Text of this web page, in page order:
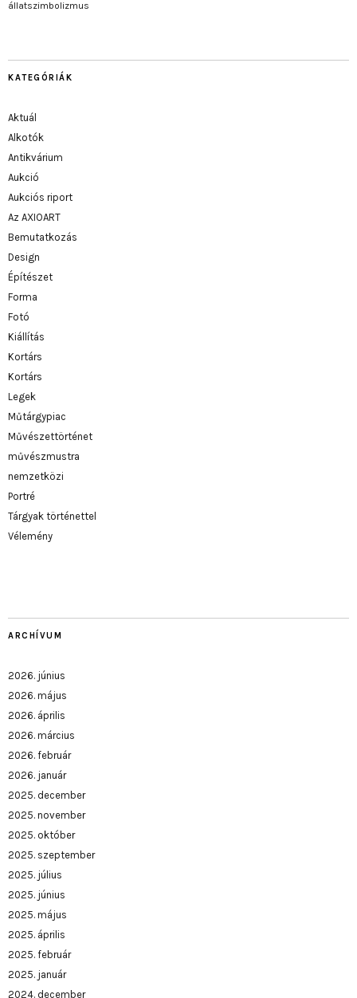
állatszimbolizmus
KATEGÓRIÁK
Aktuál
Alkotók
Antikvárium
Aukció
Aukciós riport
Az AXIOART
Bemutatkozás
Design
Építészet
Forma
Fotó
Kiállítás
Kortárs
Kortárs
Legek
Műtárgypiac
Művészettörténet
művészmustra
nemzetközi
Portré
Tárgyak történettel
Vélemény
ARCHÍVUM
2026. június
2026. május
2026. április
2026. március
2026. február
2026. január
2025. december
2025. november
2025. október
2025. szeptember
2025. július
2025. június
2025. május
2025. április
2025. február
2025. január
2024. december